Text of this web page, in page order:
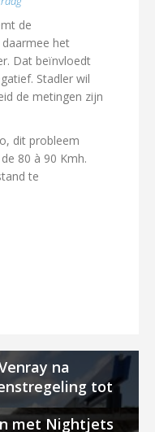
de
het
Dat beïnvloedt
Stadler wil
de metingen zijn
dit probleem
80 à 90 Kmh.
te
na
tot
met Nightjets